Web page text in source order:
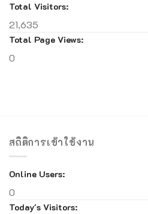
Total Visitors:
21,635
Total Page Views:
0
สถิติการเข้าใช้งาน
Online Users:
0
Today's Visitors: